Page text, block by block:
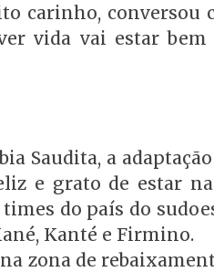
carinho, conversou
vida vai estar bem
Saudita, a
e grato de estar
do país do
Kanté e Firmino.
zona de